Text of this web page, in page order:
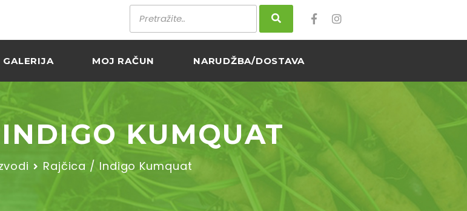
GALERIJA MOJ RAČUN NARUDŽBA/DOSTAVA
KUMQUAT
Rajčica / Indigo Kumquat